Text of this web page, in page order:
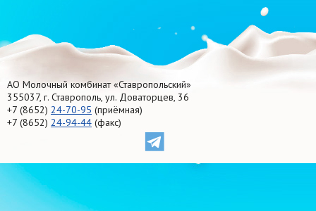
АО Молочный комбинат «Ставропольский»
355037, г. Ставрополь, ул. Доваторцев, 36
+7 (8652) 24-70-95 (приёмная)
+7 (8652) 24-94-44 (факс)